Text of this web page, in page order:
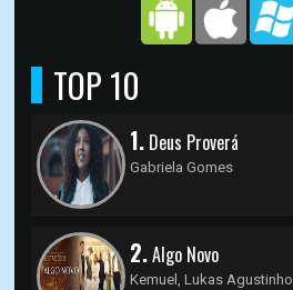
TOP 10
1. Deus Proverá
Gabriela Gomes
2.Algo Novo
Kemuel, Lukas Agustinho